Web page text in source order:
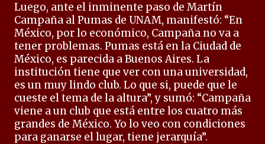
Luego, ante el inminente paso de Martín
Campaña al Pumas de UNAM, manifestó: “En
México, por lo económico, Campaña no va a
tener problemas. Pumas está en la Ciudad de
México, es parecida a Buenos Aires. La
institución tiene que ver con una universidad,
es un muy lindo club. Lo que si, puede que le
cueste el tema de la altura”, y sumó: “Campaña
viene a un club que está entre los cuatro más
grandes de México. Yo lo veo con condiciones
para ganarse el lugar, tiene jerarquía”.